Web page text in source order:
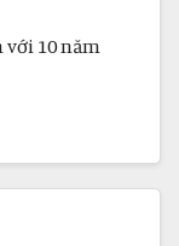
với 10 năm